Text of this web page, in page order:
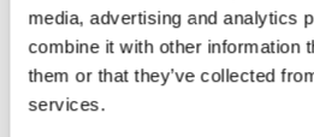
media, advertising and analytics
combine it with other information
them or that they’ve collected
services.